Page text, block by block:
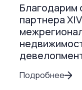
Благодарим
партнера
Подробнее